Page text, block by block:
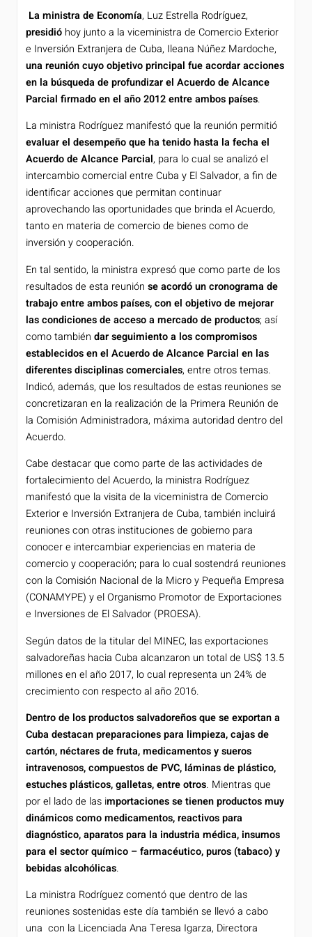
La ministra de Economía, Luz Estrella Rodríguez,
presidió hoy junto a la viceministra de Comercio Exterior
e Inversión Extranjera de Cuba, Ileana Núñez Mardoche,
una reunión cuyo objetivo principal fue acordar acciones
en la búsqueda de profundizar el Acuerdo de Alcance
Parcial firmado en el año 2012 entre ambos países.
La ministra Rodríguez manifestó que la reunión permitió
evaluar el desempeño que ha tenido hasta la fecha el
Acuerdo de Alcance Parcial, para lo cual se analizó el
intercambio comercial entre Cuba y El Salvador, a fin de
identificar acciones que permitan continuar
aprovechando las oportunidades que brinda el Acuerdo,
tanto en materia de comercio de bienes como de
inversión y cooperación.
En tal sentido, la ministra expresó que como parte de los
resultados de esta reunión se acordó un cronograma de
trabajo entre ambos países, con el objetivo de mejorar
las condiciones de acceso a mercado de productos; así
como también dar seguimiento a los compromisos
establecidos en el Acuerdo de Alcance Parcial en las
diferentes disciplinas comerciales, entre otros temas.
Indicó, además, que los resultados de estas reuniones se
concretizaran en la realización de la Primera Reunión de
la Comisión Administradora, máxima autoridad dentro del
Acuerdo.
Cabe destacar que como parte de las actividades de
fortalecimiento del Acuerdo, la ministra Rodríguez
manifestó que la visita de la viceministra de Comercio
Exterior e Inversión Extranjera de Cuba, también incluirá
reuniones con otras instituciones de gobierno para
conocer e intercambiar experiencias en materia de
comercio y cooperación; para lo cual sostendrá reuniones
con la Comisión Nacional de la Micro y Pequeña Empresa
(CONAMYPE) y el Organismo Promotor de Exportaciones
e Inversiones de El Salvador (PROESA).
Según datos de la titular del MINEC, las exportaciones
salvadoreñas hacia Cuba alcanzaron un total de US$ 13.5
millones en el año 2017, lo cual representa un 24% de
crecimiento con respecto al año 2016.
Dentro de los productos salvadoreños que se exportan a
Cuba destacan preparaciones para limpieza, cajas de
cartón, néctares de fruta, medicamentos y sueros
intravenosos, compuestos de PVC, láminas de plástico,
estuches plásticos, galletas, entre otros. Mientras que
por el lado de las importaciones se tienen productos muy
dinámicos como medicamentos, reactivos para
diagnóstico, aparatos para la industria médica, insumos
para el sector químico – farmacéutico, puros (tabaco) y
bebidas alcohólicas.
La ministra Rodríguez comentó que dentro de las
reuniones sostenidas este día también se llevó a cabo
una con la Licenciada Ana Teresa Igarza, Directora